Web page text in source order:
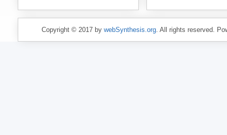
Copyright © 2017 by webSynthesis.org. All rights reserved.